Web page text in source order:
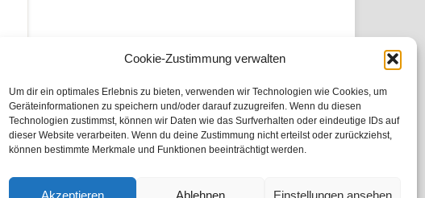
Cookie-Zustimmung verwalten
Um dir ein optimales Erlebnis zu bieten, verwenden wir Technologien wie Cookies, um
Geräteinformationen zu speichern und/oder darauf zuzugreifen. Wenn du diesen
Technologien zustimmst, können wir Daten wie das Surfverhalten oder eindeutige IDs auf
dieser Website verarbeiten. Wenn du deine Zustimmung nicht erteilst oder zurückziehst,
können bestimmte Merkmale und Funktionen beeinträchtigt werden.
Akzeptieren Ablehnen Einstellungen ansehen